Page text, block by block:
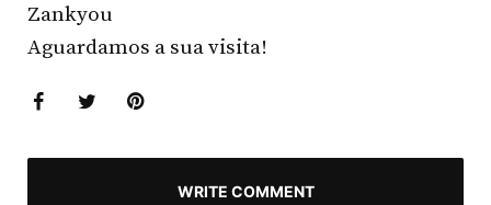
Zankyou
Aguardamos a sua visita!
WRITE COMMENT